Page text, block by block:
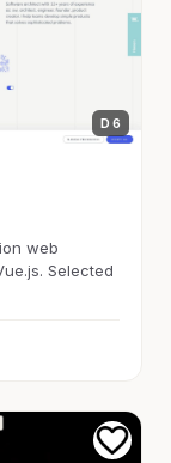
D 6
web
Selected